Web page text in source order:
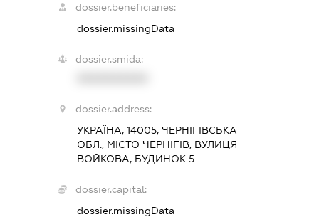
dossier.beneficiaries:
dossier.missingData
dossier.smida:
dossier.address:
УКРАЇНА, 14005, ЧЕРНІГІВСЬКА
ОБЛ., МІСТО ЧЕРНІГІВ, ВУЛИЦЯ
ВОЙКОВА, БУДИНОК 5
dossier.capital:
dossier.missingData